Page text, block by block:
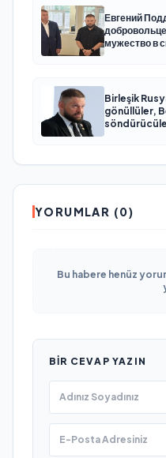
Евгений
мужество в
Birleşik
gönüllüler,
YORUMLAR (0)
Bu habere henüz
BIR CEVAP YAZIN